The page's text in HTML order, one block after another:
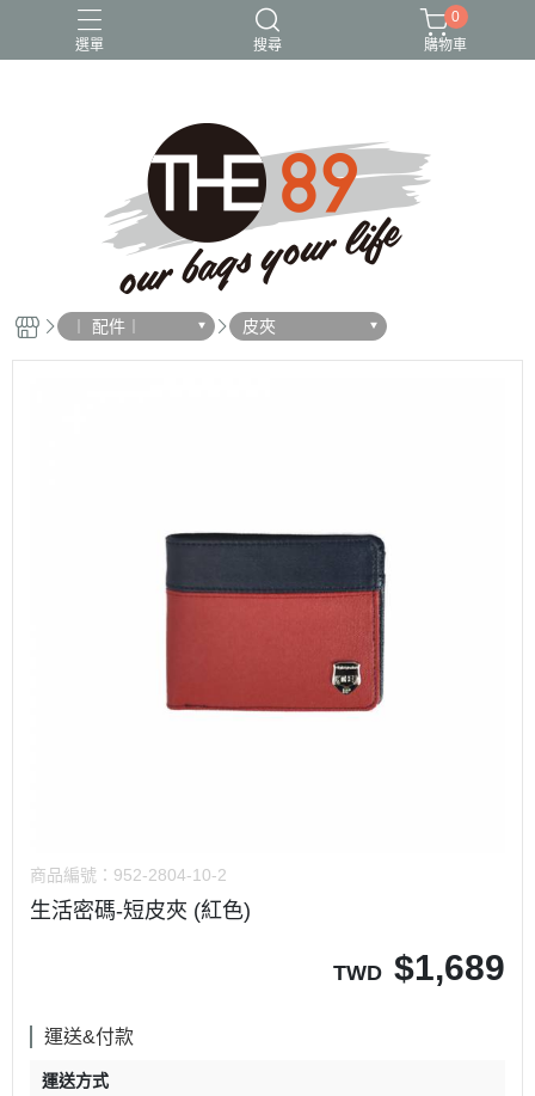
選單 搜尋
後背包 斜背包 水桶包 貓頭鷹
0
購物車
︱ 配件︱ 皮夾
商品編號： 952-2804-10-2
生活密碼-短皮夾 (紅色)
TWD $1,689
運送&付款
運送方式